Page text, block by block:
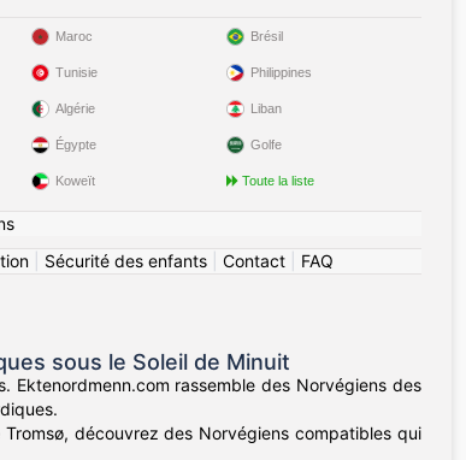
Maroc
Tunisie
Algérie
Égypte
Koweït
Brésil
Philippines
Liban
Golfe
Toute la liste
| Sécurité des enfants| Contact| FAQ
sous le Soleil de Minuit
Ektenordmenn.com rassemble des Norvégiens des
découvrez des Norvégiens compatibles qui